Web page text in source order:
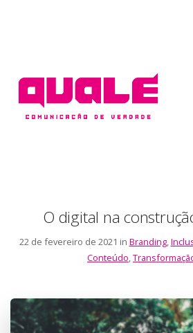
O digital na
22 de fevereiro de 2021 in Branding,
Conteúdo,